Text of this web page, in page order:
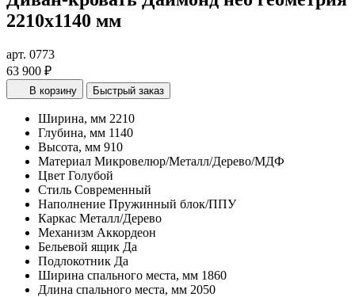
2210х1140 мм
арт. 0773
63 900 ₽
В корзину Быстрый заказ
Ширина, мм 2210
Глубина, мм 1140
Высота, мм 910
Материал Микровелюр/Металл/Дерево/МДФ
Цвет Голубой
Стиль Современный
Наполнение Пружинный блок/ППУ
Каркас Металл/Дерево
Механизм Аккордеон
Бельевой ящик Да
Подлокотник Да
Ширина спального места, мм 1860
Длина спального места, мм 2050